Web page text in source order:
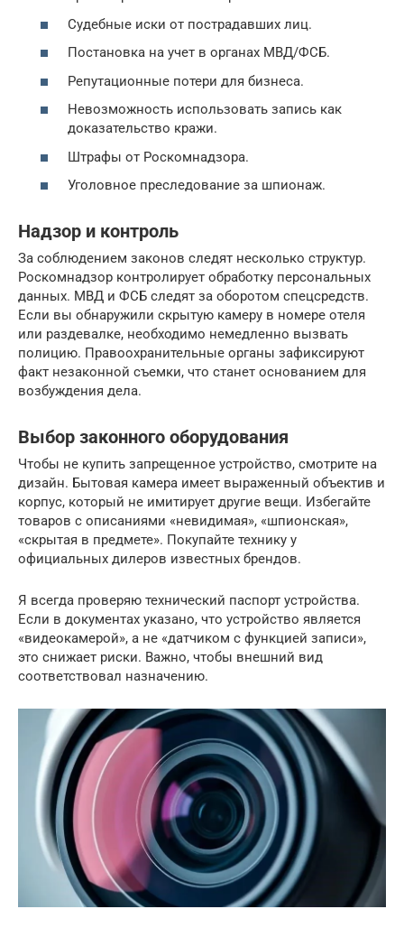
Судебные иски от пострадавших лиц.
Постановка на учет в органах МВД/ФСБ.
Репутационные потери для бизнеса.
Невозможность использовать запись как
доказательство кражи.
Штрафы от Роскомнадзора.
Уголовное преследование за шпионаж.
Надзор и контроль
За соблюдением законов следят несколько структур.
Роскомнадзор контролирует обработку персональных
данных. МВД и ФСБ следят за оборотом спецсредств.
Если вы обнаружили скрытую камеру в номере отеля
или раздевалке, необходимо немедленно вызвать
полицию. Правоохранительные органы зафиксируют
факт незаконной съемки, что станет основанием для
возбуждения дела.
Выбор законного оборудования
Чтобы не купить запрещенное устройство, смотрите на
дизайн. Бытовая камера имеет выраженный объектив и
корпус, который не имитирует другие вещи. Избегайте
товаров с описаниями «невидимая», «шпионская»,
«скрытая в предмете». Покупайте технику у
официальных дилеров известных брендов.
Я всегда проверяю технический паспорт устройства.
Если в документах указано, что устройство является
«видеокамерой», а не «датчиком с функцией записи»,
это снижает риски. Важно, чтобы внешний вид
соответствовал назначению.